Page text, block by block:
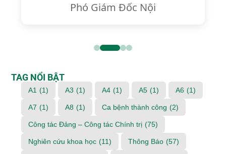
Phó Giám Đốc Nội
TAG NỔI BẬT
A1 (1) A3 (1) A4 (1) A5 (1) A6 (1)
A7 (1) A8 (1) Ca bệnh thành công (2)
Công tác Đảng – Công tác Chính trị (75)
Nghiên cứu khoa học (11) Thông Báo (57)